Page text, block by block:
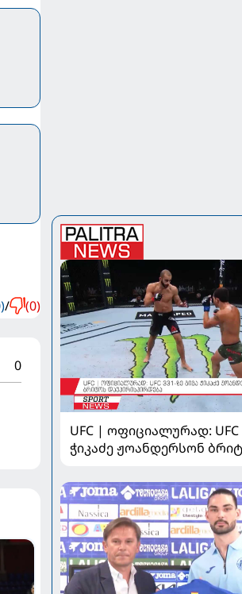
/ (0)
0
UFC | ოფიციალურად: UFC
ჭიკაძე ჟოანდერსონ